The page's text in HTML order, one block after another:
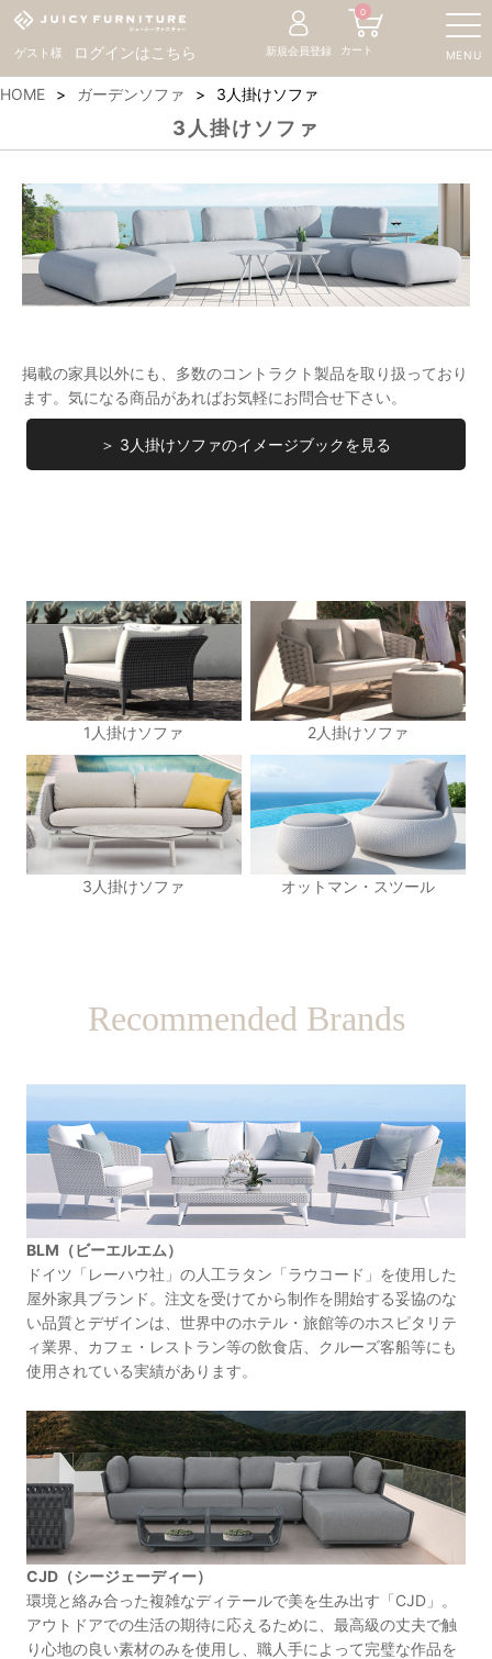
ゲスト様 ログインはこちら MENU
新規会員登録 カート
0
HOME ガーデンソファ 3人掛けソファ
3人掛けソファ
掲載の家具以外にも、多数のコントラクト製品を取り扱っており
ます。気になる商品があればお気軽にお問合せ下さい。
＞ 3人掛けソファのイメージブックを見る
1人掛けソファ 2人掛けソファ
3人掛けソファ オットマン・スツール
Recommended Brands
BLM（ビーエルエム）
ドイツ「レーハウ社」の人工ラタン「ラウコード」を使用した
屋外家具ブランド。注文を受けてから制作を開始する妥協のな
い品質とデザインは、世界中のホテル・旅館等のホスピタリテ
ィ業界、カフェ・レストラン等の飲食店、クルーズ客船等にも
使用されている実績があります。
CJD（シージェーディー）
環境と絡み合った複雑なディテールで美を生み出す「CJD」。
アウトドアでの生活の期待に応えるために、最高級の丈夫で触
り心地の良い素材のみを使用し、職人手によって完璧な作品を